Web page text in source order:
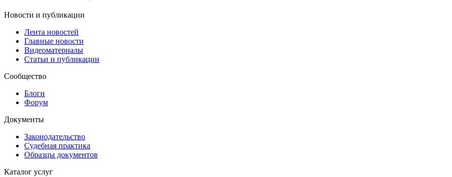
Новости и публикации
Лента новостей
Главные новости
Видеоматериалы
Статьи и публикации
Сообщество
Блоги
Форум
Документы
Законодательство
Судебная практика
Образцы документов
Каталог услуг